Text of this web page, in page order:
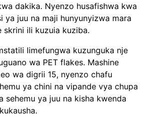
dakika. Nyenzo husafishwa kwa
ya juu na maji hunyunyizwa mara
skrini ili kuzuia kuziba.
limefungwa kuzunguka nje
wa PET flakes. Mashine
wa digrii 15, nyenzo chafu
ya chini na vipande vya chupa
sehemu ya juu na kisha kwenda